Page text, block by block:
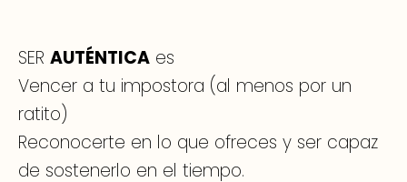
SER AUTÉNTICA es
Vencer a tu impostora (al menos por un
ratito)
Reconocerte en lo que ofreces y ser capaz
de sostenerlo en el tiempo.